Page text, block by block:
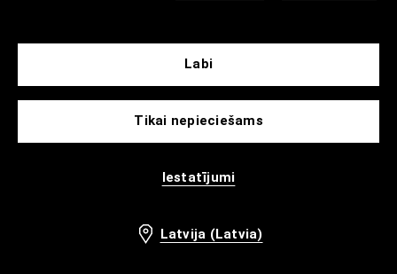
Tikai nepieciešams
Iestatījumi
Labi
Latvija (Latvia)